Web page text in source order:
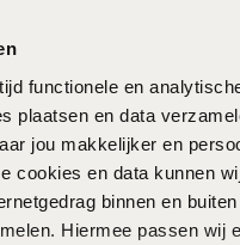
functionele en
plaatsen en data
jou makkelijker en
cookies en data kunnen
binnen en
Hiermee passen wij
M.
Soms prikken de
zitten een
gewoon het